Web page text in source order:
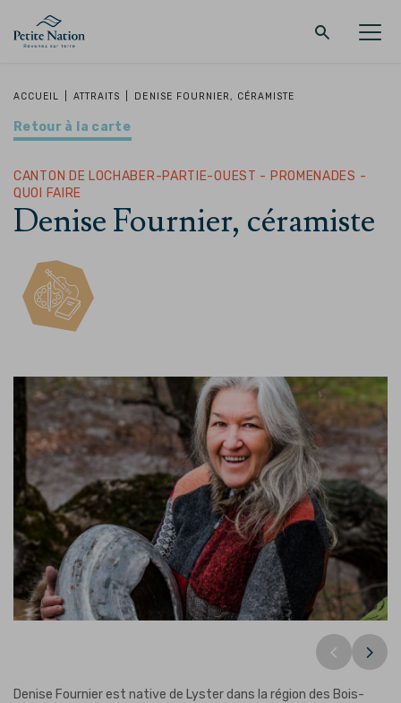
Retour au menu principal
LA RÉGION
Retour au menu principal
PROMENADES – QUOI FAIRE
Retour au menu principal
HÉBERGEMENT
Retour au menu principal
RESTAURANT
ACCUEIL ATTRAITS DENISE FOURNIER, CÉRAMISTE
Retour à la carte
CANTON DE LOCHABER-PARTIE-OUEST - PROMENADES -
QUOI FAIRE
Denise Fournier, céramiste
Denise Fournier
Denise Fournier est native de Lyster dans la région des Bois-